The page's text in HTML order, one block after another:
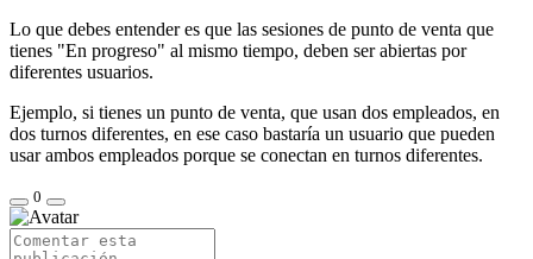
Lo que debes entender es que las sesiones de punto de venta que
tienes "En progreso" al mismo tiempo, deben ser abiertas por
diferentes usuarios.
Ejemplo, si tienes un punto de venta, que usan dos empleados, en
dos turnos diferentes, en ese caso bastaría un usuario que pueden
usar ambos empleados porque se conectan en turnos diferentes.
0